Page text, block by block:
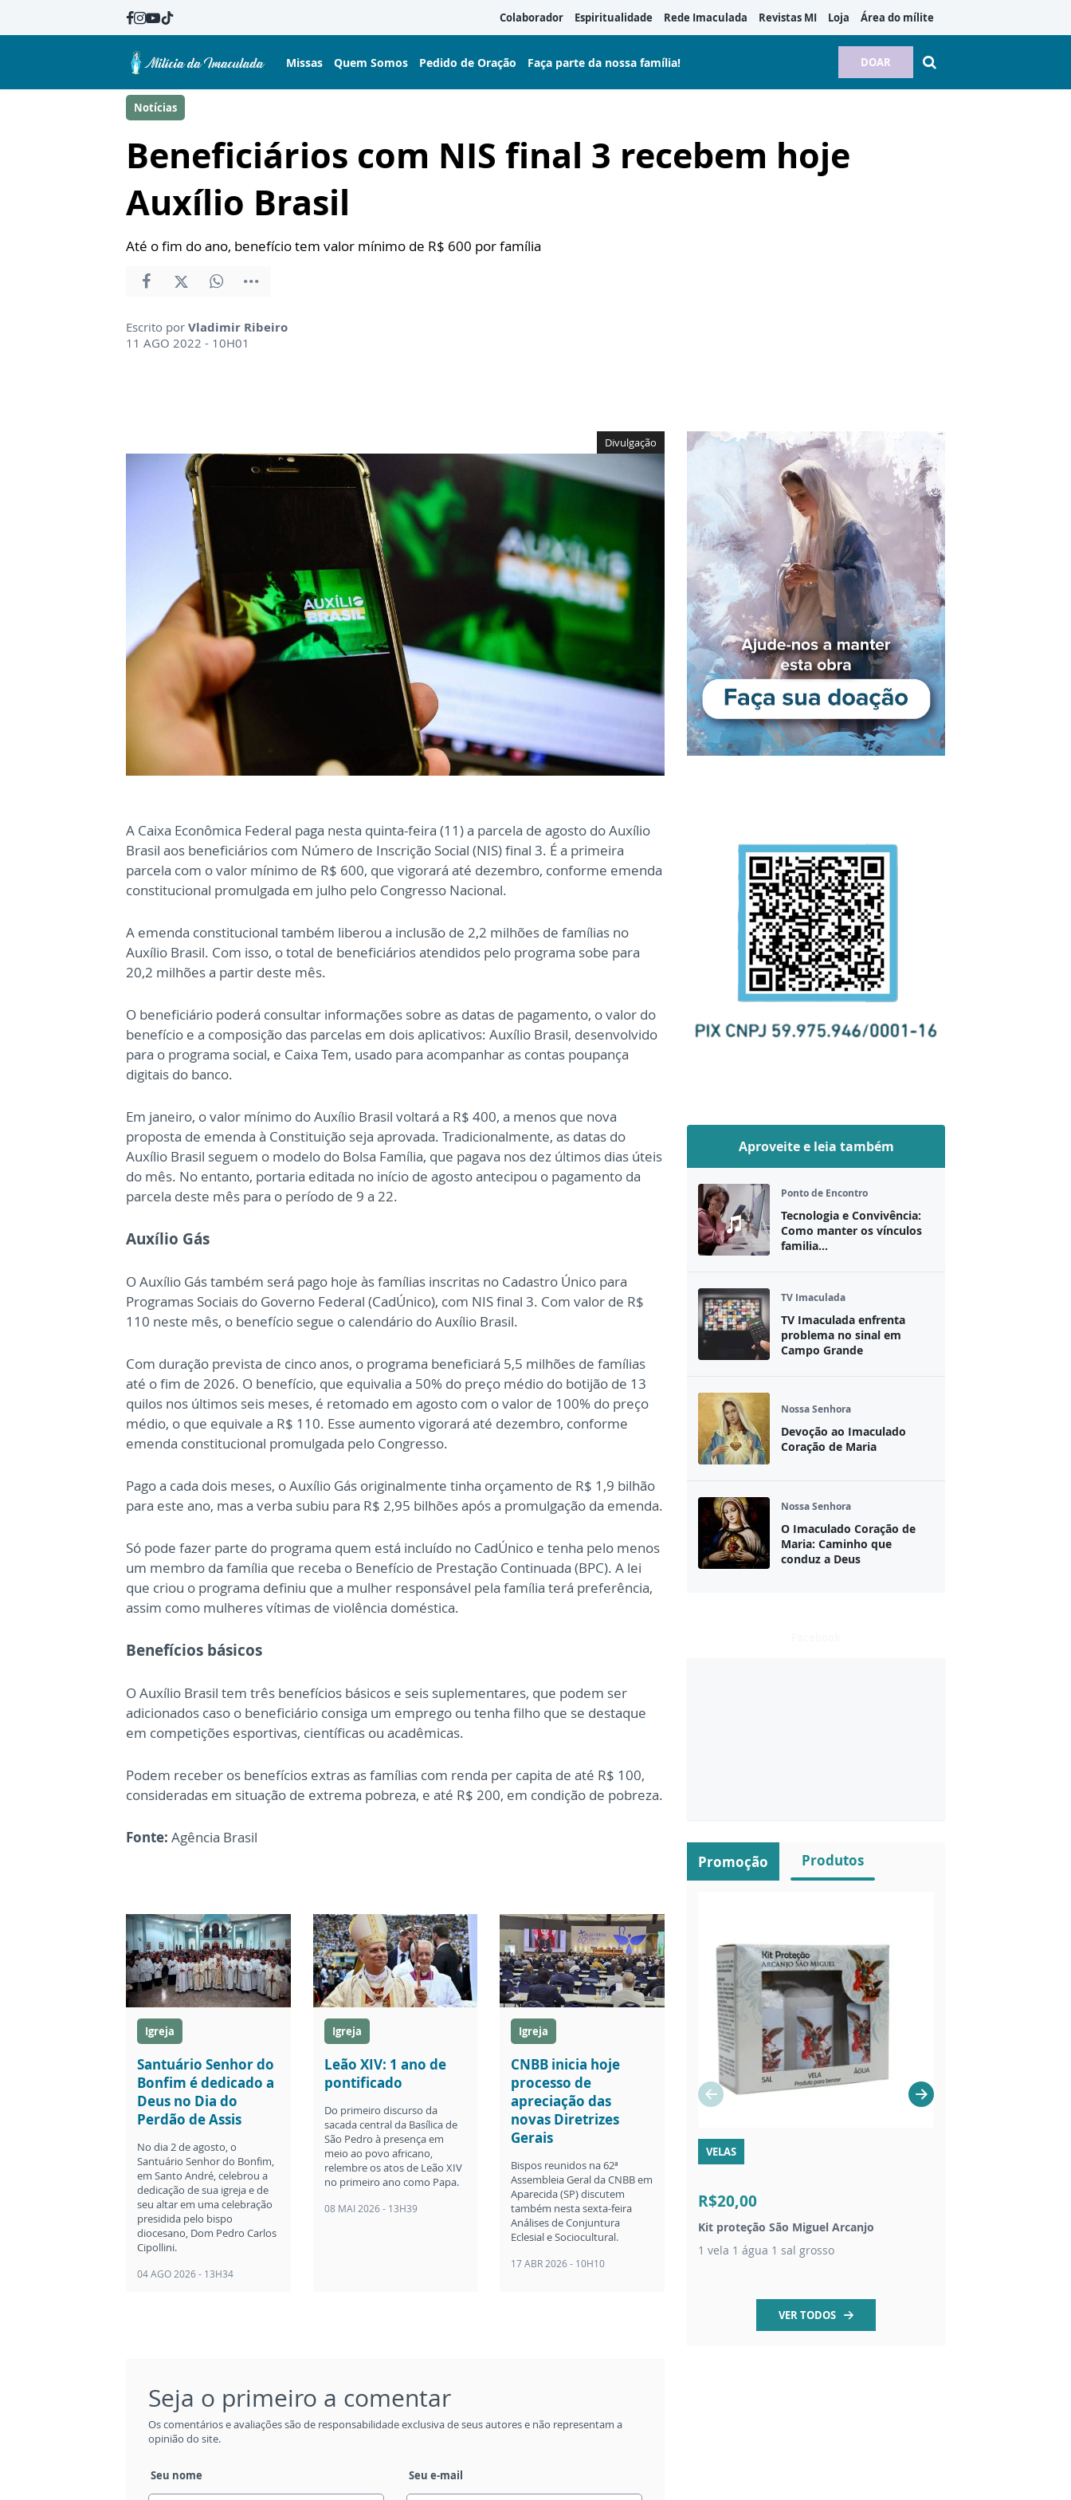
Colaborador Espiritualidade Rede Imaculada Revistas MI Loja Área do mílite
Missas Quem Somos Pedido de Oração Faça parte da nossa família! DOAR
Notícias
Beneficiários com NIS final 3 recebem hoje
Auxílio Brasil
Até o fim do ano, benefício tem valor mínimo de R$ 600 por família
Escrito por Vladimir Ribeiro
11 AGO 2022 - 10H01
Divulgação
A Caixa Econômica Federal paga nesta quinta-feira (11) a parcela de agosto do Auxílio
Brasil aos beneficiários com Número de Inscrição Social (NIS) final 3. É a primeira
parcela com o valor mínimo de R$ 600, que vigorará até dezembro, conforme emenda
constitucional promulgada em julho pelo Congresso Nacional.
A emenda constitucional também liberou a inclusão de 2,2 milhões de famílias no
Auxílio Brasil. Com isso, o total de beneficiários atendidos pelo programa sobe para
20,2 milhões a partir deste mês.
O beneficiário poderá consultar informações sobre as datas de pagamento, o valor do
benefício e a composição das parcelas em dois aplicativos: Auxílio Brasil, desenvolvido
para o programa social, e Caixa Tem, usado para acompanhar as contas poupança
digitais do banco.
Em janeiro, o valor mínimo do Auxílio Brasil voltará a R$ 400, a menos que nova
proposta de emenda à Constituição seja aprovada. Tradicionalmente, as datas do
Auxílio Brasil seguem o modelo do Bolsa Família, que pagava nos dez últimos dias úteis
do mês. No entanto, portaria editada no início de agosto antecipou o pagamento da
parcela deste mês para o período de 9 a 22.
Auxílio Gás
O Auxílio Gás também será pago hoje às famílias inscritas no Cadastro Único para
Programas Sociais do Governo Federal (CadÚnico), com NIS final 3. Com valor de R$
110 neste mês, o benefício segue o calendário do Auxílio Brasil.
Com duração prevista de cinco anos, o programa beneficiará 5,5 milhões de famílias
até o fim de 2026. O benefício, que equivalia a 50% do preço médio do botijão de 13
quilos nos últimos seis meses, é retomado em agosto com o valor de 100% do preço
médio, o que equivale a R$ 110. Esse aumento vigorará até dezembro, conforme
emenda constitucional promulgada pelo Congresso.
Pago a cada dois meses, o Auxílio Gás originalmente tinha orçamento de R$ 1,9 bilhão
para este ano, mas a verba subiu para R$ 2,95 bilhões após a promulgação da emenda.
Só pode fazer parte do programa quem está incluído no CadÚnico e tenha pelo menos
um membro da família que receba o Benefício de Prestação Continuada (BPC). A lei
que criou o programa definiu que a mulher responsável pela família terá preferência,
assim como mulheres vítimas de violência doméstica.
Benefícios básicos
O Auxílio Brasil tem três benefícios básicos e seis suplementares, que podem ser
adicionados caso o beneficiário consiga um emprego ou tenha filho que se destaque
em competições esportivas, científicas ou acadêmicas.
Podem receber os benefícios extras as famílias com renda per capita de até R$ 100,
consideradas em situação de extrema pobreza, e até R$ 200, em condição de pobreza.
Fonte: Agência Brasil
Igreja
Santuário Senhor do
Bonfim é dedicado a
Deus no Dia do
Perdão de Assis
No dia 2 de agosto, o
Santuário Senhor do Bonfim,
em Santo André, celebrou a
dedicação de sua igreja e de
seu altar em uma celebração
presidida pelo bispo
diocesano, Dom Pedro Carlos
Cipollini.
04 AGO 2026 - 13H34
Igreja
Leão XIV: 1 ano de
pontificado
Do primeiro discurso da
sacada central da Basílica de
São Pedro à presença em
meio ao povo africano,
relembre os atos de Leão XIV
no primeiro ano como Papa.
08 MAI 2026 - 13H39
Igreja
CNBB inicia hoje
processo de
apreciação das
novas Diretrizes
Gerais
Bispos reunidos na 62ª
Assembleia Geral da CNBB em
Aparecida (SP) discutem
também nesta sexta-feira
Análises de Conjuntura
Eclesial e Sociocultural.
17 ABR 2026 - 10H10
Seja o primeiro a comentar
Os comentários e avaliações são de responsabilidade exclusiva de seus autores e não representam a
opinião do site.
Seu nome Seu e-mail
Promoção Produtos
VELAS
R$20,00
Kit proteção São Miguel Arcanjo
1 vela 1 água 1 sal grosso
VER TODOS
Aproveite e leia também
Ponto de Encontro
Tecnologia e Convivência:
Como manter os vínculos
familia...
TV Imaculada
TV Imaculada enfrenta
problema no sinal em
Campo Grande
Nossa Senhora
Devoção ao Imaculado
Coração de Maria
Nossa Senhora
O Imaculado Coração de
Maria: Caminho que
conduz a Deus